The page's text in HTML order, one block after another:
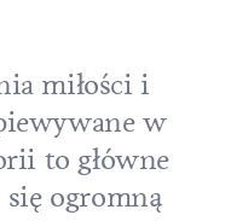
miłości i
w
to główne
się ogromną